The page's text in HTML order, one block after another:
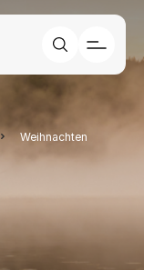
Weihnachten